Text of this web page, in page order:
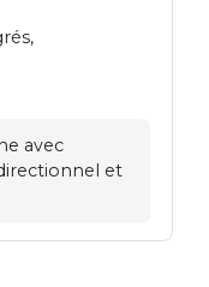
avec
et